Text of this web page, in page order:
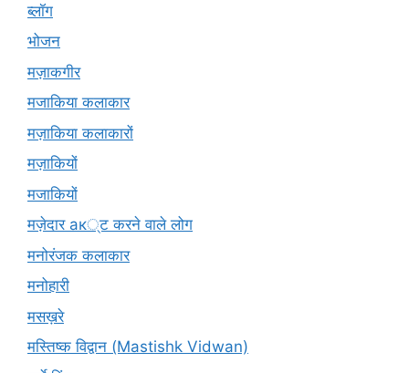
ब्लॉग
भोजन
मज़ाकगीर
मजाकिया कलाकार
मज़ाकिया कलाकारों
मज़ाकियों
मजाकियों
मज़ेदार ак्ट करने वाले लोग
मनोरंजक कलाकार
मनोहारी
मसख़रे
मस्तिष्क विद्वान (Mastishk Vidwan)